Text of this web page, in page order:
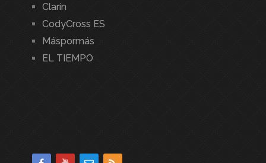
Clarín
CodyCross ES
Máspormás
EL TIEMPO